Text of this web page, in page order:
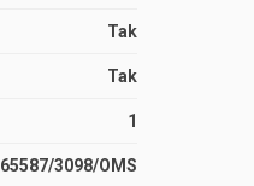
Tak
Tak
1
65587/3098/OMS